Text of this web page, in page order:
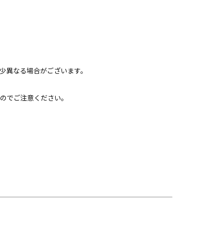
なる場合がございます。
でご注意ください。